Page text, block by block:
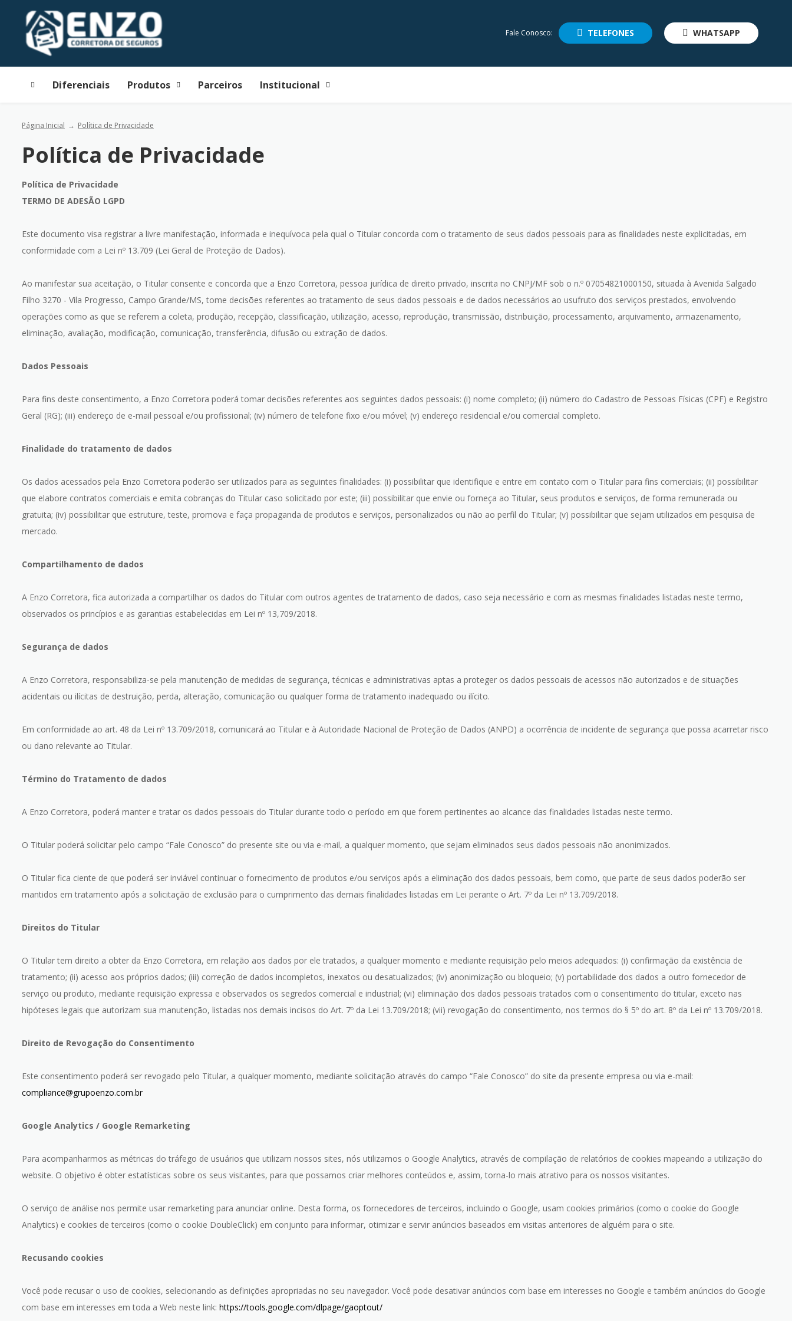
Fale Conosco: TELEFONES WHATSAPP
Diferenciais Produtos Parceiros Institucional
Página Inicial Política de Privacidade
Política de Privacidade
Política de Privacidade
TERMO DE ADESÃO LGPD
Este documento visa registrar a livre manifestação, informada e inequívoca pela qual o Titular concorda com o tratamento de seus dados pessoais para as finalidades neste explicitadas, em
conformidade com a Lei nº 13.709 (Lei Geral de Proteção de Dados).
Ao manifestar sua aceitação, o Titular consente e concorda que a Enzo Corretora, pessoa jurídica de direito privado, inscrita no CNPJ/MF sob o n.º 07054821000150, situada à Avenida Salgado
Filho 3270 - Vila Progresso, Campo Grande/MS, tome decisões referentes ao tratamento de seus dados pessoais e de dados necessários ao usufruto dos serviços prestados, envolvendo
operações como as que se referem a coleta, produção, recepção, classificação, utilização, acesso, reprodução, transmissão, distribuição, processamento, arquivamento, armazenamento,
eliminação, avaliação, modificação, comunicação, transferência, difusão ou extração de dados.
Dados Pessoais
Para fins deste consentimento, a Enzo Corretora poderá tomar decisões referentes aos seguintes dados pessoais: (i) nome completo; (ii) número do Cadastro de Pessoas Físicas (CPF) e Registro
Geral (RG); (iii) endereço de e-mail pessoal e/ou profissional; (iv) número de telefone fixo e/ou móvel; (v) endereço residencial e/ou comercial completo.
Finalidade do tratamento de dados
Os dados acessados pela Enzo Corretora poderão ser utilizados para as seguintes finalidades: (i) possibilitar que identifique e entre em contato com o Titular para fins comerciais; (ii) possibilitar
que elabore contratos comerciais e emita cobranças do Titular caso solicitado por este; (iii) possibilitar que envie ou forneça ao Titular, seus produtos e serviços, de forma remunerada ou
gratuita; (iv) possibilitar que estruture, teste, promova e faça propaganda de produtos e serviços, personalizados ou não ao perfil do Titular; (v) possibilitar que sejam utilizados em pesquisa de
mercado.
Compartilhamento de dados
A Enzo Corretora, fica autorizada a compartilhar os dados do Titular com outros agentes de tratamento de dados, caso seja necessário e com as mesmas finalidades listadas neste termo,
observados os princípios e as garantias estabelecidas em Lei nº 13,709/2018.
Segurança de dados
A Enzo Corretora, responsabiliza-se pela manutenção de medidas de segurança, técnicas e administrativas aptas a proteger os dados pessoais de acessos não autorizados e de situações
acidentais ou ilícitas de destruição, perda, alteração, comunicação ou qualquer forma de tratamento inadequado ou ilícito.
Em conformidade ao art. 48 da Lei nº 13.709/2018, comunicará ao Titular e à Autoridade Nacional de Proteção de Dados (ANPD) a ocorrência de incidente de segurança que possa acarretar risco
ou dano relevante ao Titular.
Término do Tratamento de dados
A Enzo Corretora, poderá manter e tratar os dados pessoais do Titular durante todo o período em que forem pertinentes ao alcance das finalidades listadas neste termo.
O Titular poderá solicitar pelo campo “Fale Conosco” do presente site ou via e-mail, a qualquer momento, que sejam eliminados seus dados pessoais não anonimizados.
O Titular fica ciente de que poderá ser inviável continuar o fornecimento de produtos e/ou serviços após a eliminação dos dados pessoais, bem como, que parte de seus dados poderão ser
mantidos em tratamento após a solicitação de exclusão para o cumprimento das demais finalidades listadas em Lei perante o Art. 7º da Lei nº 13.709/2018.
Direitos do Titular
O Titular tem direito a obter da Enzo Corretora, em relação aos dados por ele tratados, a qualquer momento e mediante requisição pelo meios adequados: (i) confirmação da existência de
tratamento; (ii) acesso aos próprios dados; (iii) correção de dados incompletos, inexatos ou desatualizados; (iv) anonimização ou bloqueio; (v) portabilidade dos dados a outro fornecedor de
serviço ou produto, mediante requisição expressa e observados os segredos comercial e industrial; (vi) eliminação dos dados pessoais tratados com o consentimento do titular, exceto nas
hipóteses legais que autorizam sua manutenção, listadas nos demais incisos do Art. 7º da Lei 13.709/2018; (vii) revogação do consentimento, nos termos do § 5º do art. 8º da Lei nº 13.709/2018.
Direito de Revogação do Consentimento
Este consentimento poderá ser revogado pelo Titular, a qualquer momento, mediante solicitação através do campo “Fale Conosco” do site da presente empresa ou via e-mail:
compliance@grupoenzo.com.br
Google Analytics / Google Remarketing
Para acompanharmos as métricas do tráfego de usuários que utilizam nossos sites, nós utilizamos o Google Analytics, através de compilação de relatórios de cookies mapeando a utilização do
website. O objetivo é obter estatísticas sobre os seus visitantes, para que possamos criar melhores conteúdos e, assim, torna-lo mais atrativo para os nossos visitantes.
O serviço de análise nos permite usar remarketing para anunciar online. Desta forma, os fornecedores de terceiros, incluindo o Google, usam cookies primários (como o cookie do Google
Analytics) e cookies de terceiros (como o cookie DoubleClick) em conjunto para informar, otimizar e servir anúncios baseados em visitas anteriores de alguém para o site.
Recusando cookies
Você pode recusar o uso de cookies, selecionando as definições apropriadas no seu navegador. Você pode desativar anúncios com base em interesses no Google e também anúncios do Google
com base em interesses em toda a Web neste link: https://tools.google.com/dlpage/gaoptout/